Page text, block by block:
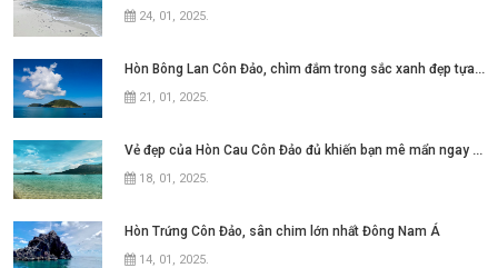
24, 01, 2025.
Hòn Bông Lan Côn Đảo, chìm đắm trong sắc xanh đẹp tựa thiên đường
21, 01, 2025.
Vẻ đẹp của Hòn Cau Côn Đảo đủ khiến bạn mê mẩn ngay từ lần đầu
18, 01, 2025.
Hòn Trứng Côn Đảo, sân chim lớn nhất Đông Nam Á
14, 01, 2025.